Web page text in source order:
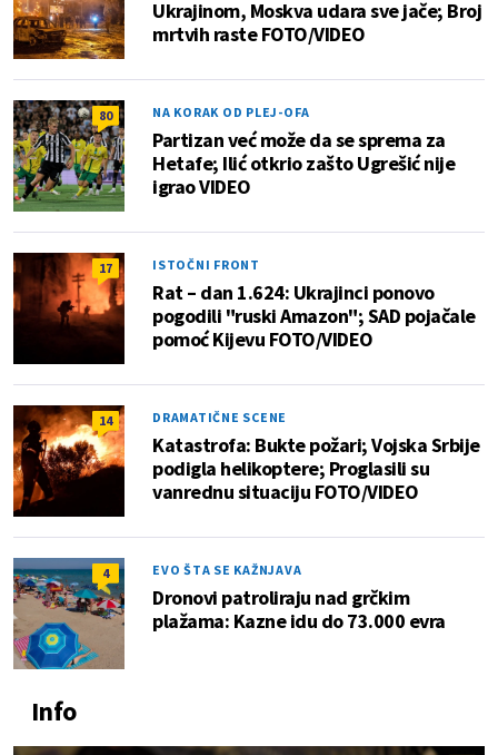
Ukrajinom, Moskva udara sve jače; Broj
mrtvih raste FOTO/VIDEO
80 NA KORAK OD PLEJ-OFA
Partizan već može da se sprema za
Hetafe; Ilić otkrio zašto Ugrešić nije
igrao VIDEO
17 ISTOČNI FRONT
Rat – dan 1.624: Ukrajinci ponovo
pogodili "ruski Amazon"; SAD pojačale
pomoć Kijevu FOTO/VIDEO
14 DRAMATIČNE SCENE
Katastrofa: Bukte požari; Vojska Srbije
podigla helikoptere; Proglasili su
vanrednu situaciju FOTO/VIDEO
4 EVO ŠTA SE KAŽNJAVA
Dronovi patroliraju nad grčkim
plažama: Kazne idu do 73.000 evra
Info